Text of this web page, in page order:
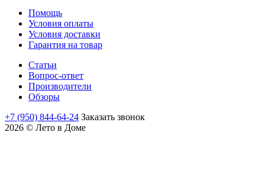
Помощь
Условия оплаты
Условия доставки
Гарантия на товар
Статьи
Вопрос-ответ
Производители
Обзоры
+7 (950) 844-64-24 Заказать звонок
2026 © Лето в Доме